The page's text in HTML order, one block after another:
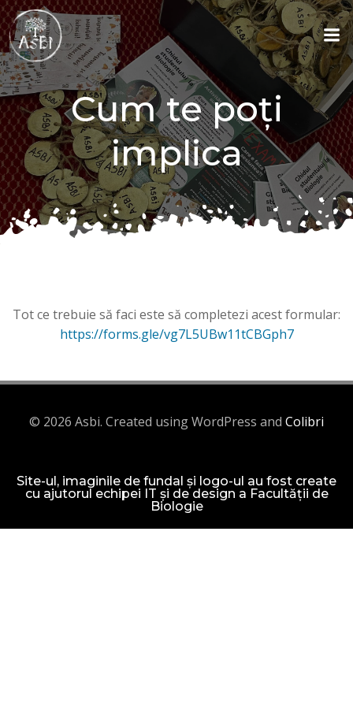
Skip
content
Cum te poți
implica
Tot ce trebuie să faci este să completezi acest formular:
https://forms.gle/vg7L5UBw11tCBGph7
© 2026 Asbi. Created using WordPress and Colibri
Site-ul, imaginile de fundal și logo-ul au fost create
cu ajutorul echipei IT și de design a Facultății de
Biologie